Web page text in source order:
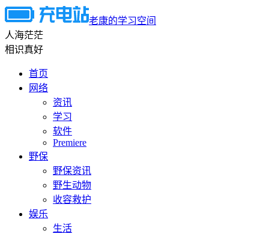
老康的学习空间
人海茫茫
相识真好
首页
网络
资讯
学习
软件
Premiere
野保
野保资讯
野生动物
收容救护
娱乐
生活